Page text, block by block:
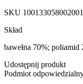
SKU
Skład
bawełna 70%; poliamid
Udostępnij produkt
Podmiot